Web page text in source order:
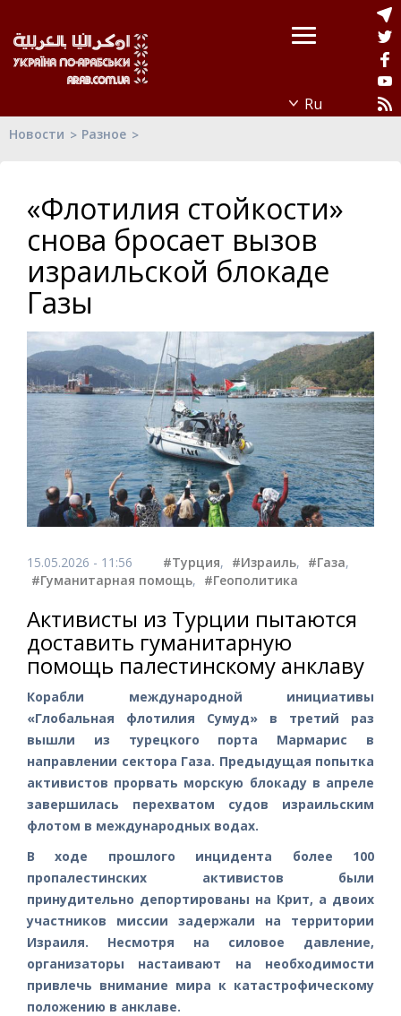
Новости Разное
«Флотилия стойкости»
снова бросает вызов
израильской блокаде
Газы
15.05.2026 - 11:56 #Турция, #Израиль, #Газа,
#Гуманитарная помощь, #Геополитика
Активисты из Турции пытаются
доставить гуманитарную
помощь палестинскому анклаву
Корабли международной инициативы
«Глобальная флотилия Сумуд» в третий раз
вышли из турецкого порта Мармарис в
направлении сектора Газа. Предыдущая попытка
активистов прорвать морскую блокаду в апреле
завершилась перехватом судов израильским
флотом в международных водах.
В ходе прошлого инцидента более 100
пропалестинских активистов были
принудительно депортированы на Крит, а двоих
участников миссии задержали на территории
Израиля. Несмотря на силовое давление,
организаторы настаивают на необходимости
привлечь внимание мира к катастрофическому
положению в анклаве.